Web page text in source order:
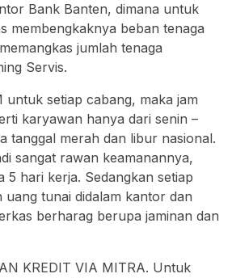
Bank Banten, dimana untuk
membengkaknya beban tenaga
jumlah tenaga
Servis.
untuk setiap cabang, maka jam
karyawan hanya dari senin –
tanggal merah dan libur nasional.
sangat rawan keamanannya,
5 hari kerja. Sedangkan setiap
uang tunai didalam kantor dan
berharag berupa jaminan dan
KREDIT VIA MITRA. Untuk